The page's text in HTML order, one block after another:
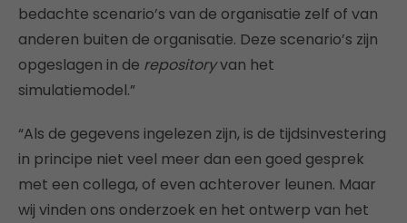
bedachte scenario’s van de organisatie zelf of van
anderen buiten de organisatie. Deze scenario’s zijn
opgeslagen in de repositoryvan het
simulatiemodel.”
“Als de gegevens ingelezen zijn, is de tijdsinvestering
in principe niet veel meer dan een goed gesprek
met een collega, of even achterover leunen. Maar
wij vinden ons onderzoek en het ontwerp van het